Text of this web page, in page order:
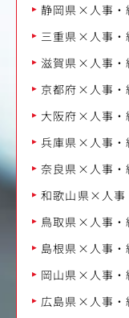
静岡県×人事・
三重県×人事・
滋賀県×人事・
京都府×人事・
大阪府×人事・
兵庫県×人事・
奈良県×人事・
和歌山県×人事
鳥取県×人事・
島根県×人事・
岡山県×人事・
広島県×人事・